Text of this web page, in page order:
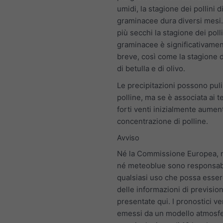
umidi, la stagione dei pollini di
graminacee dura diversi
più secchi la stagione dei
graminacee è
breve, così come la stagione
di betulla e di olivo.
Le precipitazioni possono
polline, ma se è associata ai
forti venti inizialmente
concentrazione di polline.
Avviso
Né la Commissione Europea,
né meteoblue sono
qualsiasi uso che possa
delle informazioni di
presentate qui. I pronostici
emessi da un modello